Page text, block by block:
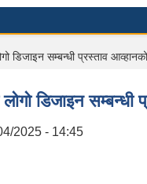
डिजाइन सम्बन्धी प्रस्ताव
लोगो डिजाइन
2025 - 14:45